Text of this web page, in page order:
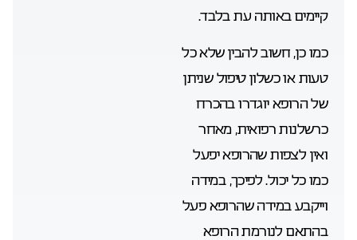
קיימים באותה עת בלבד.
כמו כן, חשוב להבין שלא כל
טעות או כשלון טיפול שניתן
של הרופא יוגדרו בהכרח
כרשלנות רפואית, מאחר
ואין לצפות שהרופא יפעל
כמו כל יכול. לפיכך, במידה
וייקבע במידה שהרופא פעל
בהתאם לנורמת הרופא